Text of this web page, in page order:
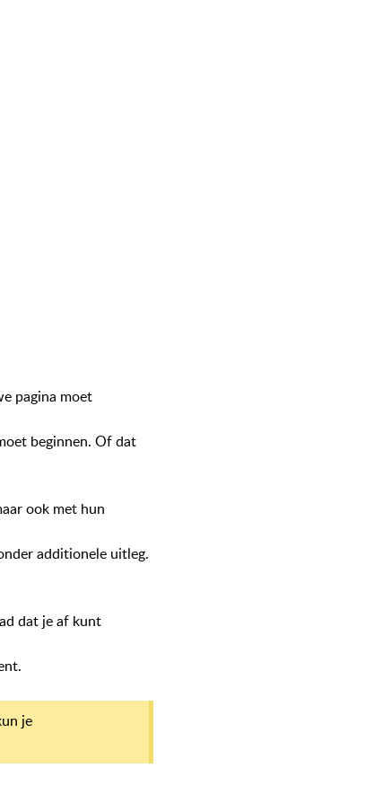
pagina moet
beginnen. Of dat
ook met hun
additionele uitleg.
dat je af kunt
je